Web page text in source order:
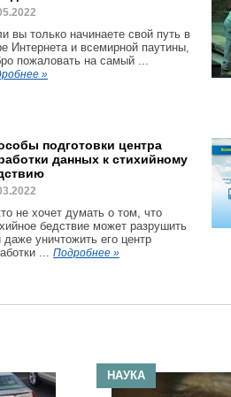
вы только начинаете свой путь в
Интернета и всемирной паутины,
пожаловать на самый ...
»
подготовки центра
данных к стихийному
не хочет думать о том, что
бедствие может разрушить
даже уничтожить его центр
... Подробнее »
НАУКА